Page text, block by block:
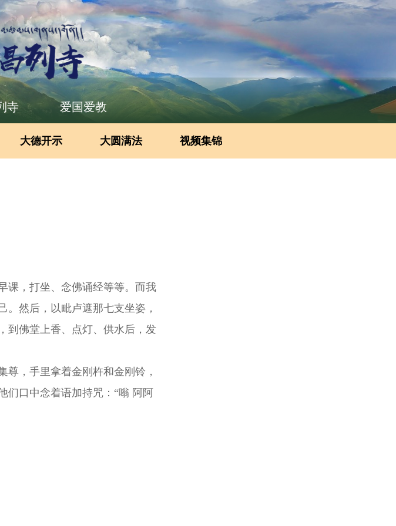
寺 爱国爱教
大德开示 大圆满法 视频集锦
课，打坐、念佛诵经等等。而我
然后，以毗卢遮那七支坐姿，
到佛堂上香、点灯、供水后，发
，手里拿着金刚杵和金刚铃，
们口中念着语加持咒：“嗡 阿阿